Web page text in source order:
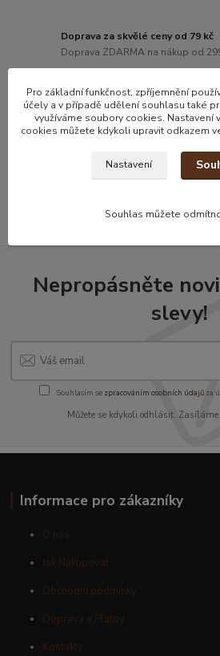
Doprava za skvělé ceny od 79 kč
Doprava ZDARMA na nákup od
Poradíme s výběrem
kamenná prodejna v Praze
Rychlé odeslání
odeslání do 24h od přijetí
Nepropásněte
slevy!
Souhlasím se zpracováním osobních údajůza
Můžete se kdykoli odhlásit.
Informace pro zákazníky
O nás
Jak Nakupovat
Obchodní podmínky
Doprava a Platby
Kontakty
Pro základní funkčnost, zpříjemnění
účely a v případě udělení souhlasu také
využíváme soubory cookies. Nastavení
cookies můžete kdykoli upravit odkazem
Nastavení
Souhlas můžete